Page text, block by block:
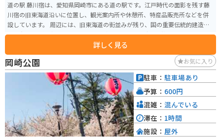
道の駅 藤川宿は、愛知県岡崎市にある道の駅です。江戸時代の面影を残す藤
川宿の旧東海道沿いに位置し、観光案内所や休憩所、特産品販売所などを併
設しています。 周辺には、旧東海道の街並みが残り、国の重要伝統的建造物
群保存地区に選定されています。見どころは、江戸時代の旅籠屋を再現した
「藤川宿資料館」や、本陣の表門を移築した「大橋屋」などがあります。 バ
イクで訪れる場合は、道の駅に隣接する無料駐車場が利用できます。ツーリ
ングの休憩地点として最適です。 地元の特産品としては、八丁味噌や五平餅
などが有名です。道の駅内の販売所で購入することができます。
詳しく見る
岡崎公園 お気に入り
駐車： 駐車場あり
予算： 600円
混雑： 混んでいる
滞在： 1時間
施設： 屋外